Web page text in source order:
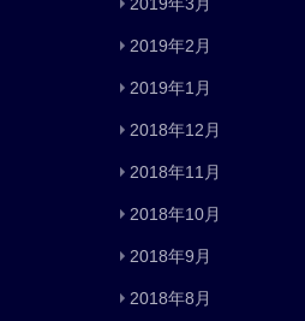
2019年2月
2019年1月
2018年12月
2018年11月
2018年10月
2018年9月
2018年8月